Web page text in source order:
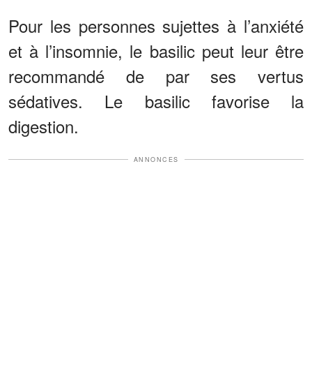
Pour les personnes sujettes à l’anxiété
et à l’insomnie, le basilic peut leur être
recommandé de par ses vertus
sédatives. Le basilic favorise la
digestion.
ANNONCES